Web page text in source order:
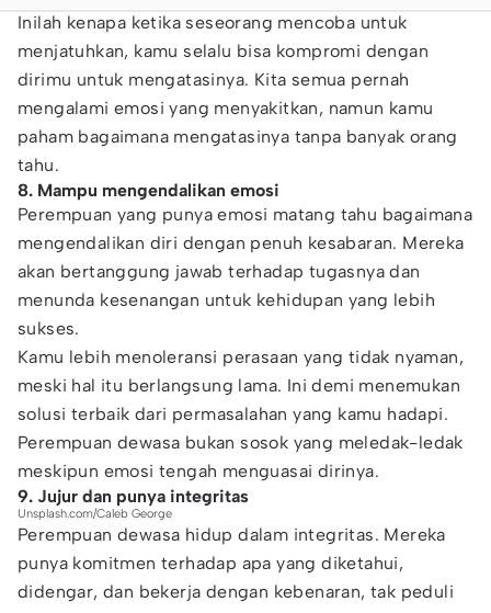
Inilah kenapa ketika seseorang mencoba untuk
menjatuhkan, kamu selalu bisa kompromi dengan
dirimu untuk mengatasinya. Kita semua pernah
mengalami emosi yang menyakitkan, namun kamu
paham bagaimana mengatasinya tanpa banyak orang
tahu.
8. Mampu mengendalikan emosi
Perempuan yang punya emosi matang tahu bagaimana
mengendalikan diri dengan penuh kesabaran. Mereka
akan bertanggung jawab terhadap tugasnya dan
menunda kesenangan untuk kehidupan yang lebih
sukses.
Kamu lebih menoleransi perasaan yang tidak nyaman,
meski hal itu berlangsung lama. Ini demi menemukan
solusi terbaik dari permasalahan yang kamu hadapi.
Perempuan dewasa bukan sosok yang meledak-ledak
meskipun emosi tengah menguasai dirinya.
9. Jujur dan punya integritas
Unsplash.com/Caleb George
Perempuan dewasa hidup dalam integritas. Mereka
punya komitmen terhadap apa yang diketahui,
didengar, dan bekerja dengan kebenaran, tak peduli